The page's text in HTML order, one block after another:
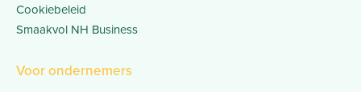
Cookiebeleid
Smaakvol NH Business
Voor ondernemers